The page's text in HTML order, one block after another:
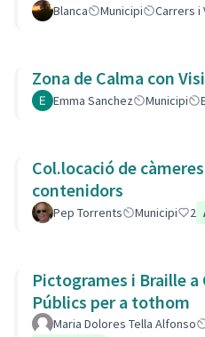
Blanca Municipi Carrers i
Zona de Calma con
Emma Sanchez Municipi
Col.locació de
contenidors
Pep Torrents Municipi 2
Pictogrames i Braille a
Públics per a tothom
Maria Dolores Tella Alfonso